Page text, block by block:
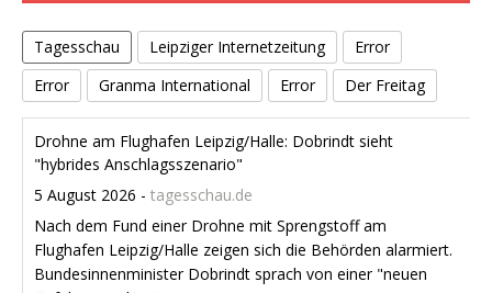
Tagesschau Leipziger Internetzeitung
Error
Error
Granma International Error
Der Freitag
Drohne am Flughafen Leipzig/Halle: Dobrindt sieht
"hybrides Anschlagsszenario"
5 August 2026-tagesschau.de
Nach dem Fund einer Drohne mit Sprengstoff am
Flughafen Leipzig/Halle zeigen sich die Behörden alarmiert.
Bundesinnenminister Dobrindt sprach von einer "neuen
Gefahrenqualität".